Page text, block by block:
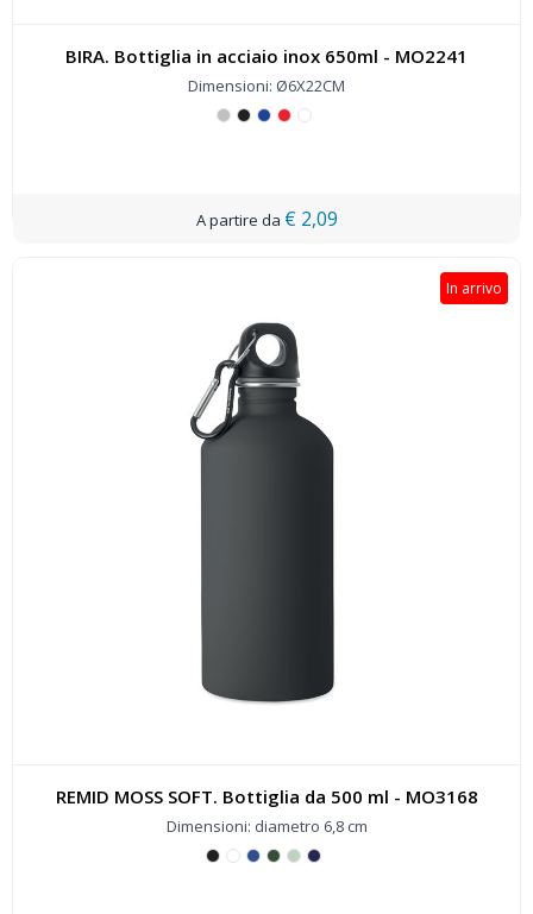
BIRA. Bottiglia in acciaio inox 650ml - MO2241
Dimensioni: Ø6X22CM
€ 2,09
REMID MOSS SOFT. Bottiglia da 500 ml - MO3168
In arrivo
Dimensioni: diametro 6,8 cm